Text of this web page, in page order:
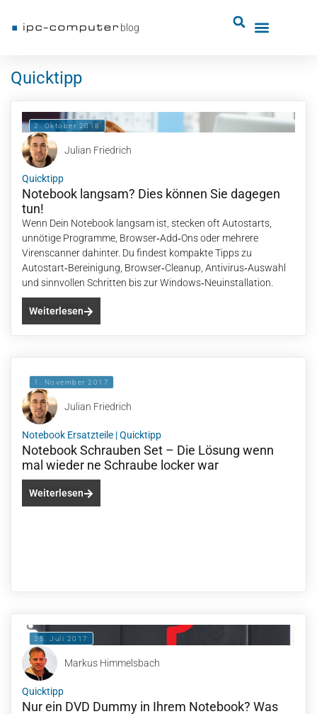
blog
Quicktipp
2. Oktober 2018
Julian Friedrich
Quicktipp
Notebook langsam? Dies können Sie dagegen
tun!
Wenn Dein Notebook langsam ist, stecken oft Autostarts,
unnötige Programme, Browser‑Add‑Ons oder mehrere
Virenscanner dahinter. Du findest kompakte Tipps zu
Autostart‑Bereinigung, Browser‑Cleanup, Antivirus‑Auswahl
und sinnvollen Schritten bis zur Windows‑Neuinstallation.
Weiterlesen
1. November 2017
Julian Friedrich
Notebook Ersatzteile |Quicktipp
Notebook Schrauben Set – Die Lösung wenn
mal wieder ne Schraube locker war
Weiterlesen
25. Juli 2017
Markus Himmelsbach
Quicktipp
Nur ein DVD Dummy in Ihrem Notebook? Was